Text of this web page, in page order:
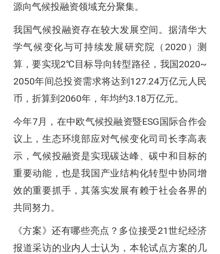
源向气候投融资领域充分聚集。
我国气候投融资存在较大发展空间。据清华大
学气候变化与可持续发展研究院（2020）测
算，要实现2℃目标导向转型路径，我国2020~
2050年间总投资需求将达到127.24万亿元人民
币，折算到2060年，年均约3.18万亿元。
今年7月，在中欧气候投融资暨ESG国际合作会
议上，生态环境部应对气候变化司司长李高表
示，气候投融资是实现碳达峰、碳中和目标的
重要动能，也是我国产业结构化转型中协同增
效的重要抓手，其落实发展有赖于社会各界的
共同努力。
《方案》还有哪些亮点？多位接受21世纪经济
报道采访的业内人士认为，本轮试点方案的几